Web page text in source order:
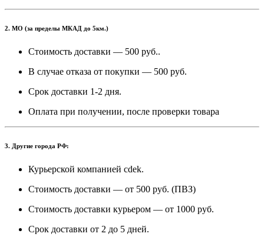
2. МО (за пределы МКАД до 5км.)
Стоимость доставки — 500 руб..
В случае отказа от покупки — 500 руб.
Срок доставки 1-2 дня.
Оплата при получении, после проверки товара
3. Другие города РФ:
Курьерской компанией cdek.
Стоимость доставки — от 500 руб. (ПВЗ)
Стоимость доставки курьером — от 1000 руб.
Срок доставки от 2 до 5 дней.